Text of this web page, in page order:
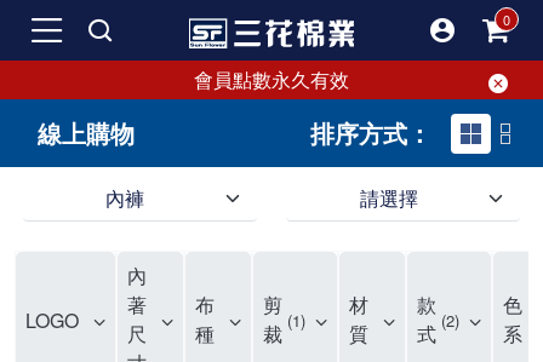
會員點數永久有效
線上購物 排序方式：
內褲 請選擇
LOGO
內
著
尺
布
種
剪
裁 1
材
質
款
式 2
色
系